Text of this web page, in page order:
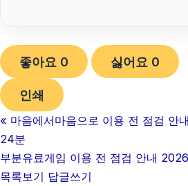
좋아요 0 싫어요 0
인쇄
« 마음에서마음으로 이용 전 점검 안
24분
부분유료게임 이용 전 점검 안내
목록보기 답글쓰기